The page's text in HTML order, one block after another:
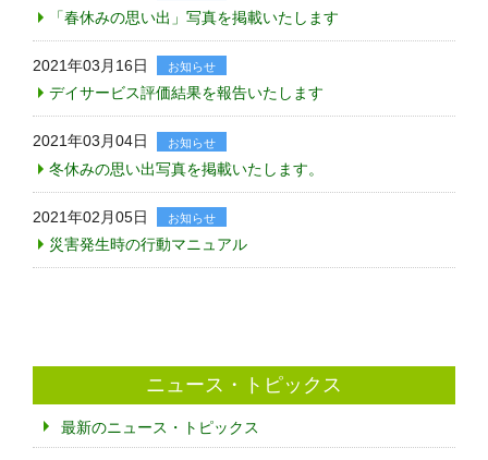
「春休みの思い出」写真を掲載いたします
2021年03月16日 お知らせ
デイサービス評価結果を報告いたします
2021年03月04日 お知らせ
冬休みの思い出写真を掲載いたします。
2021年02月05日 お知らせ
災害発生時の行動マニュアル
ニュース・トピックス
最新のニュース・トピックス